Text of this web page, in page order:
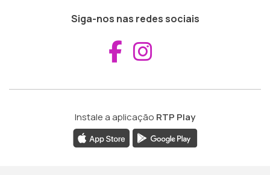
Siga-nos nas redes sociais
Aceder ao
Instale a aplicação RTP Play